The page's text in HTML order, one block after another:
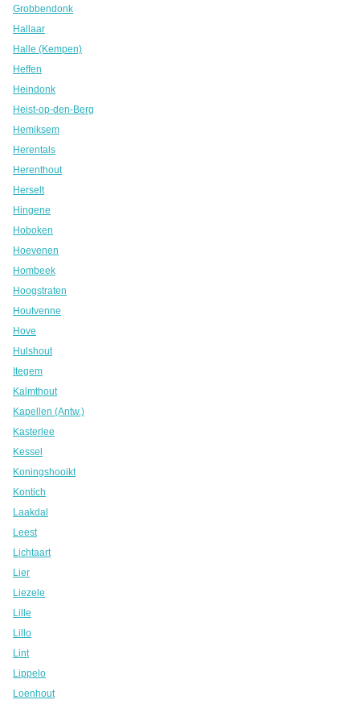
Grobbendonk
Hallaar
Halle (Kempen)
Heffen
Heindonk
Heist-op-den-Berg
Hemiksem
Herentals
Herenthout
Herselt
Hingene
Hoboken
Hoevenen
Hombeek
Hoogstraten
Houtvenne
Hove
Hulshout
Itegem
Kalmthout
Kapellen (Antw.)
Kasterlee
Kessel
Koningshooikt
Kontich
Laakdal
Leest
Lichtaart
Lier
Liezele
Lille
Lillo
Lint
Lippelo
Loenhout